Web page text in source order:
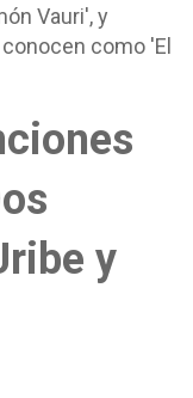
Vauri', y
como 'El
y